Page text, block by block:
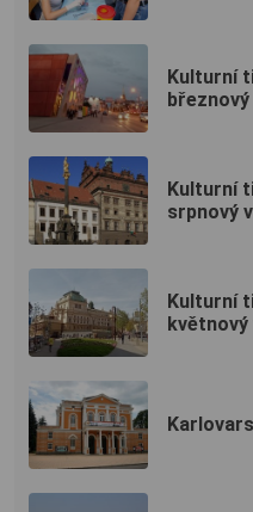
Kulturní
Kulturní
srpnový
Kulturní
květnový